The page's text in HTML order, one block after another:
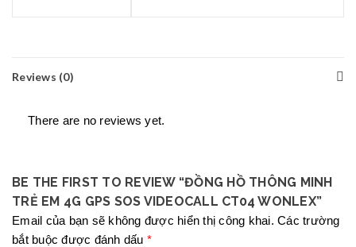
Reviews (0)
There are no reviews yet.
BE THE FIRST TO REVIEW “ĐỒNG HỒ THÔNG MINH
TRẺ EM 4G GPS SOS VIDEOCALL CT04 WONLEX”
Email của bạn sẽ không được hiển thị công khai. Các trường
bắt buộc được đánh dấu *